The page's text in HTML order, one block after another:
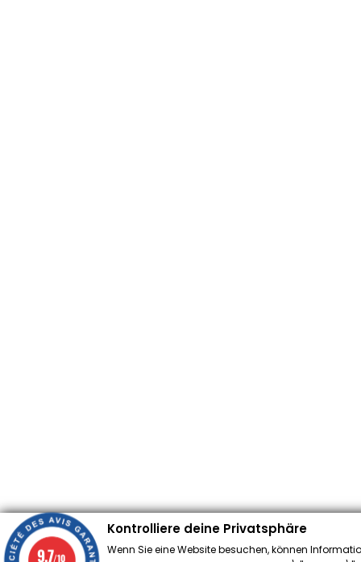
Kontrolliere deine Privatsphäre
Wenn Sie eine Website besuchen, können
9.7/10